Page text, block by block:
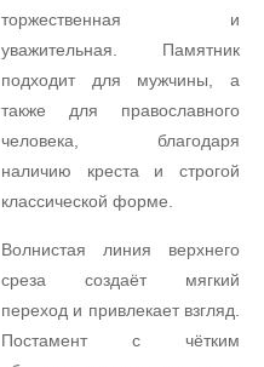
торжественная и
уважительная. Памятник
подходит для мужчины, а
также для православного
человека, благодаря
наличию креста и строгой
классической форме.
Волнистая линия верхнего
среза создаёт мягкий
переход и привлекает взгляд.
Постамент с чётким